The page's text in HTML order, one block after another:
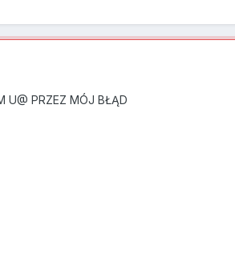
U@ PRZEZ MÓJ BŁĄD